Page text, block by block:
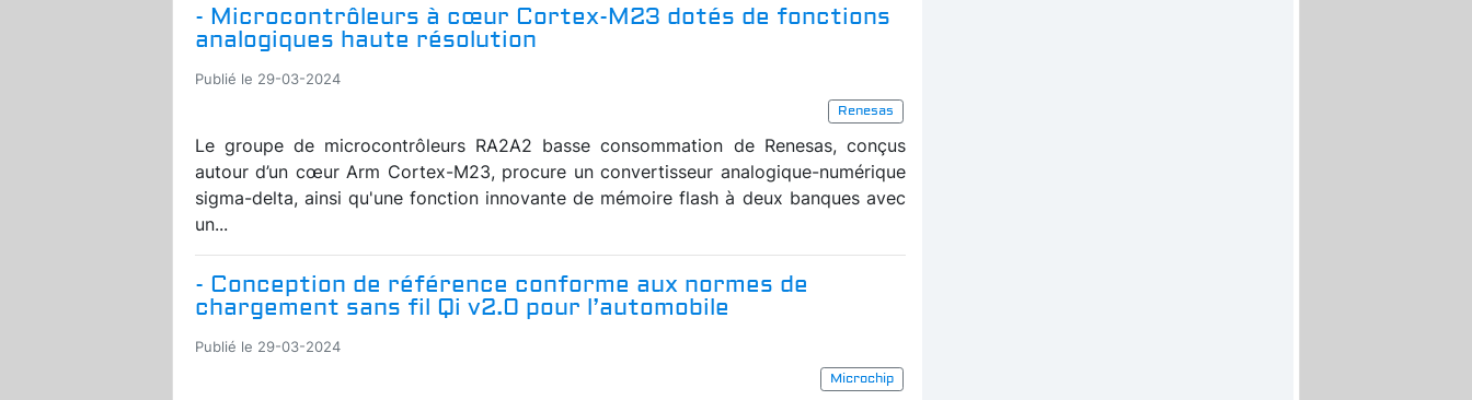
- Microcontrôleurs à cœur Cortex-M23 dotés de fonctions
analogiques haute résolution
Publié le 29-03-2024
Renesas
Le groupe de microcontrôleurs RA2A2 basse consommation de Renesas, conçus
autour d’un cœur Arm Cortex-M23, procure un convertisseur analogique-numérique
sigma-delta, ainsi qu'une fonction innovante de mémoire flash à deux banques avec
un...
- Conception de référence conforme aux normes de
chargement sans fil Qi v2.0 pour l’automobile
Publié le 29-03-2024
Microchip